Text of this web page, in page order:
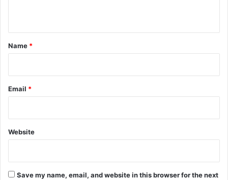
*
Name *
Email *
Website
Save my name, email, and website in this browser for the next